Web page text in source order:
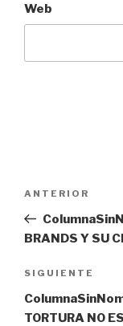
Web
entradas
Entrada
anterior:
ANTERIOR
BRANDS Y SU
Siguiente
entrada
SIGUIENTE
TORTURA NO